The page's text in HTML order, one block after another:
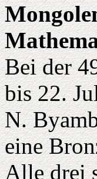
Bei der
bis 22.
N.
eine
Alle drei